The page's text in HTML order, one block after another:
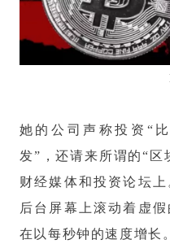
她的公司声称投资“
发”，还请来所谓的“区
财经媒体和投资论坛
后台屏幕上滚动着虚
在以每秒钟的速度增长。